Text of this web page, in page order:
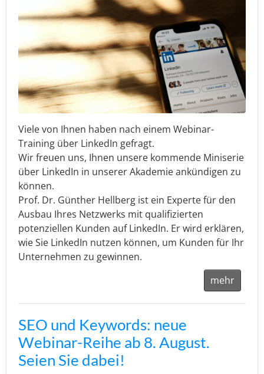
Viele von Ihnen haben nach einem Webinar-
Training über LinkedIn gefragt.
Wir freuen uns, Ihnen unsere kommende Miniserie
über LinkedIn in unserer Akademie ankündigen zu
können.
Prof. Dr. Günther Hellberg ist ein Experte für den
Ausbau Ihres Netzwerks mit qualifizierten
potenziellen Kunden auf LinkedIn. Er wird erklären,
wie Sie LinkedIn nutzen können, um Kunden für Ihr
Unternehmen zu gewinnen.
mehr
SEO und Keywords: neue
Webinar-Reihe ab 8. August.
Seien Sie dabei!